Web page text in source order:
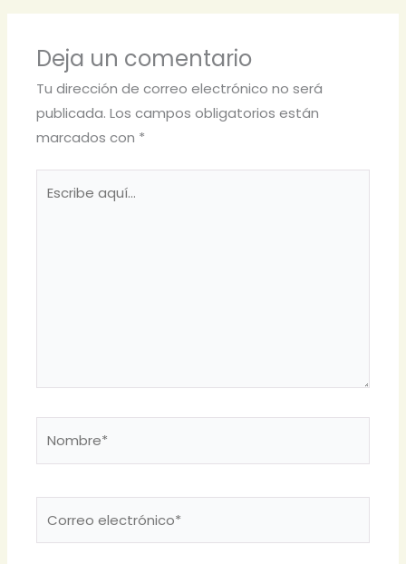
Deja un comentario
Tu dirección de correo electrónico no será
publicada. Los campos obligatorios están
marcados con *